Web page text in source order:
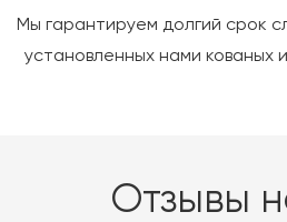
Мы гарантируем долгий срок
установленных нами кованых
Отзывы